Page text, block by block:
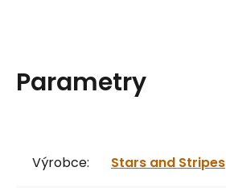
Parametry
Výrobce: Stars and Stripes